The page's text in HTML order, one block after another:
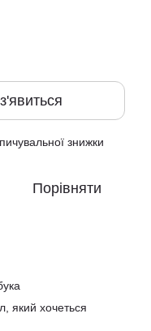
знижки
Порівняти
який хочеться